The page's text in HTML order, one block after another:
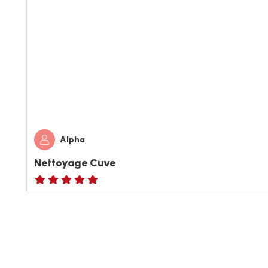
Alpha
Nettoyage Cuve
ratings.NaN